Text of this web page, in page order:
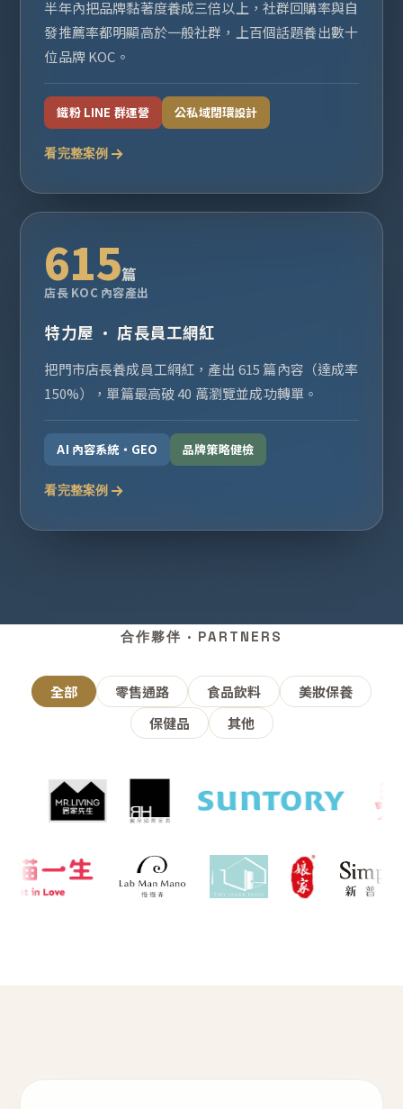
半年內把品牌黏著度養成三倍以上，社群回購率與自
發推薦率都明顯高於一般社群，上百個話題養出數十
位品牌 KOC。
鐵粉 LINE 群運營 公私域閉環設計
看完整案例
615篇
店長 KOC 內容產出
特力屋 · 店長員工網紅
把門市店長養成員工網紅，產出 615 篇內容（達成率
150%），單篇最高破 40 萬瀏覽並成功轉單。
AI 內容系統・GEO 品牌策略健檢
看完整案例
合作夥伴 · PARTNERS
全部 零售通路 食品飲料
美妝保養
保健品
其他